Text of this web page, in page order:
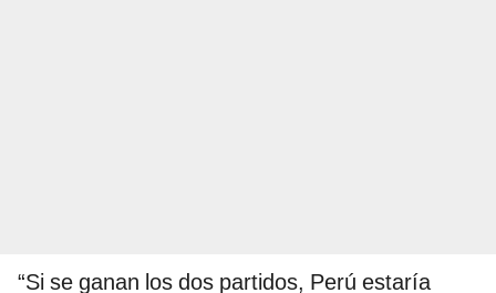
“Si se ganan los dos partidos, Perú estaría